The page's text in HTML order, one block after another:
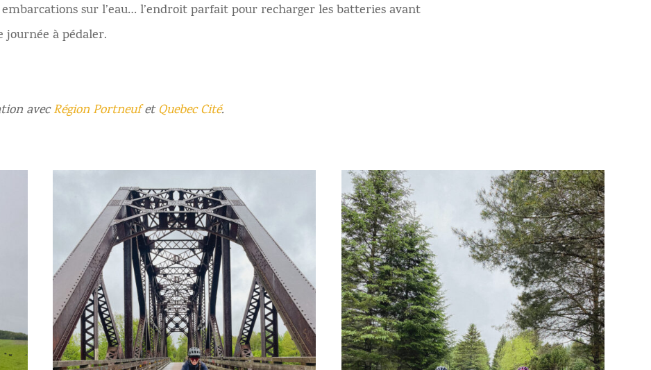
sur l’eau… l’endroit parfait pour recharger les batteries avant
journée à pédaler.
avecRégion PortneufetQuebec Cité.